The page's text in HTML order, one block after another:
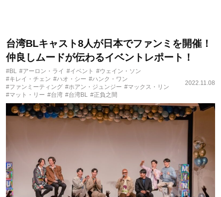
台湾BLキャスト8人が日本でファンミを開催！
仲良しムードが伝わるイベントレポート！
#BL #アーロン・ライ #イベント #ウェイン・ソン
#キレイ・チェン #ハオ・シー #ハンク・ワン
#ファンミーティング #ホアン・ジュンジー #マックス・リン
#マット・リー #台湾 #台湾BL #正負之間
2022.11.08